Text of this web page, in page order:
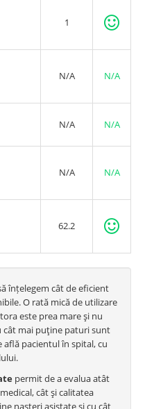
1
N/A N/A
N/A N/A
N/A N/A
62.2
înțelegem cât de eficient
O rată mică de utilizare
este prea mare şi nu
cât mai puţine paturi sunt
pacientul în spital, cu
permit de a evalua atât
cât şi calitatea
naşteri asistate şi cu cât